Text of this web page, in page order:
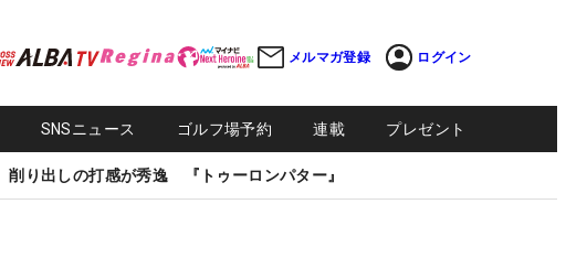
メルマガ登録 ログイン
SNSニュース ゴルフ場予約 連載 プレゼント
削り出しの打感が秀逸 『トゥーロンパター』